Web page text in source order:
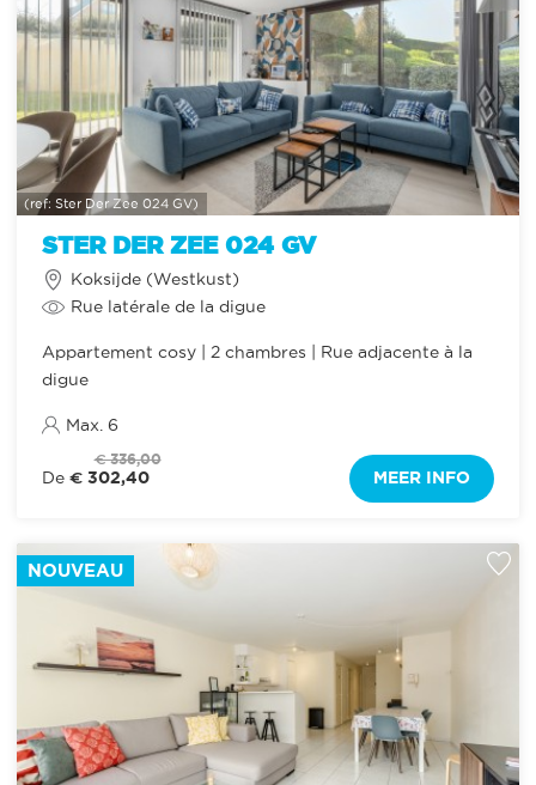
STER DER ZEE 024 GV
(ref: Ster Der Zee 024 GV)
Koksijde (Westkust)
Rue latérale de la digue
Appartement cosy | 2 chambres | Rue adjacente à la
digue
Max. 6
€ 336,00
De € 302,40 MEER INFO
NOUVEAU